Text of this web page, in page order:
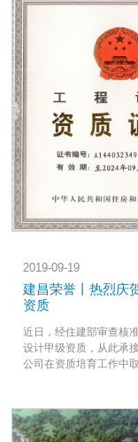
2019-09-19
建昌荣誉丨热烈庆
资质
近日，经住建部审查核
设计甲级资质，从此承
公司在资质培育工作中
司建筑业务的拓展具有